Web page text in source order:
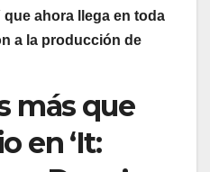
que ahora llega en toda
a la producción de
más que
en ‘It: